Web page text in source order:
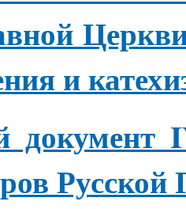
и
документ